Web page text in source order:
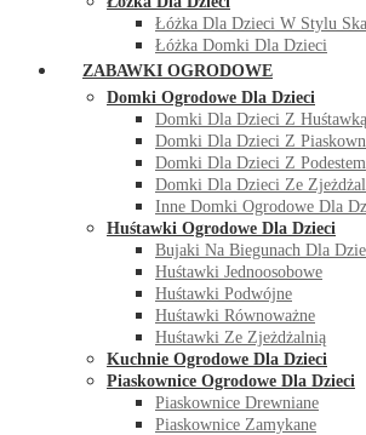
Łóżka Dla Dzieci W Stylu
Łóżka Domki Dla Dzieci
ZABAWKI OGRODOWE
Domki Ogrodowe Dla Dzieci
Domki Dla Dzieci Z Huśtawką
Domki Dla Dzieci Z
Domki Dla Dzieci Z Podestem
Domki Dla Dzieci Ze
Inne Domki Ogrodowe Dla
Huśtawki Ogrodowe Dla Dzieci
Bujaki Na Biegunach Dla
Huśtawki Jednoosobowe
Huśtawki Podwójne
Huśtawki Równoważne
Huśtawki Ze Zjeżdżalnią
Kuchnie Ogrodowe Dla Dzieci
Piaskownice Ogrodowe Dla Dzieci
Piaskownice Drewniane
Piaskownice Zamykane